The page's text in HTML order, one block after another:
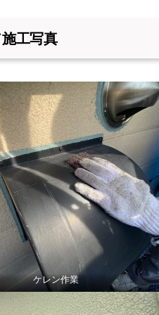
工写真
ケレン作業